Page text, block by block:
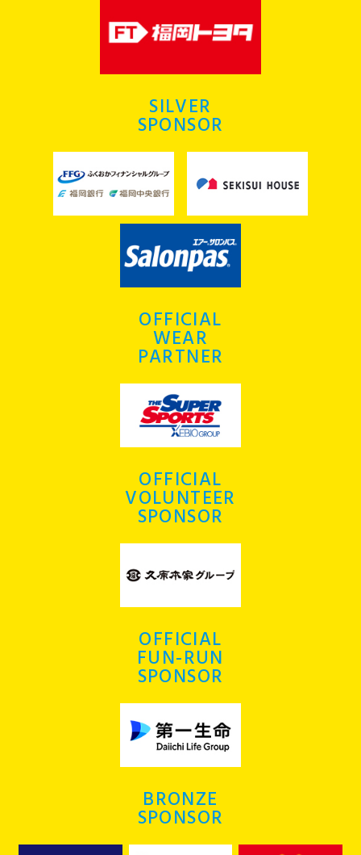
SILVER
SPONSOR
OFFICIAL
WEAR
PARTNER
OFFICIAL
VOLUNTEER
SPONSOR
OFFICIAL
FUN-RUN
SPONSOR
BRONZE
SPONSOR